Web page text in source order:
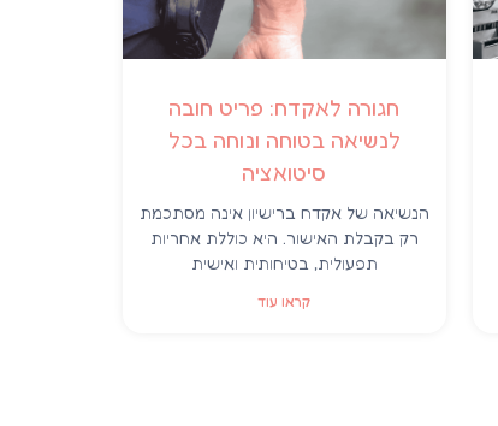
חגורה לאקדח: פריט חובה
לנשיאה בטוחה ונוחה בכל
סיטואציה
הנשיאה של אקדח ברישיון אינה מסתכמת
רק בקבלת האישור. היא כוללת אחריות
תפעולית, בטיחותית ואישית
קראו עוד